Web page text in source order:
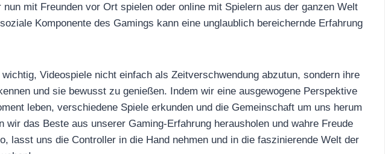
nun mit Freunden vor Ort spielen oder online mit Spielern aus der ganzen Welt
Komponente des Gamings kann eine unglaublich bereichernde Erfahrung
Videospiele nicht einfach als Zeitverschwendung abzutun, sondern ihre
und sie bewusst zu genießen. Indem wir eine ausgewogene Perspektive
leben, verschiedene Spiele erkunden und die Gemeinschaft um uns herum
wir das Beste aus unserer Gaming-Erfahrung herausholen und wahre Freude
lasst uns die Controller in die Hand nehmen und in die faszinierende Welt der